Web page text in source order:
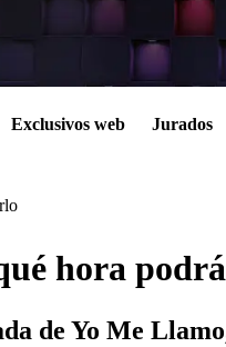
Exclusivos web Jurados
hora
de Yo Me